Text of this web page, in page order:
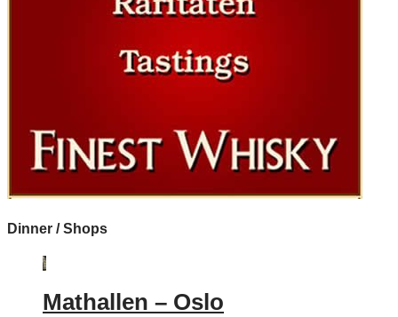
Dinner / Shops
Mathallen – Oslo